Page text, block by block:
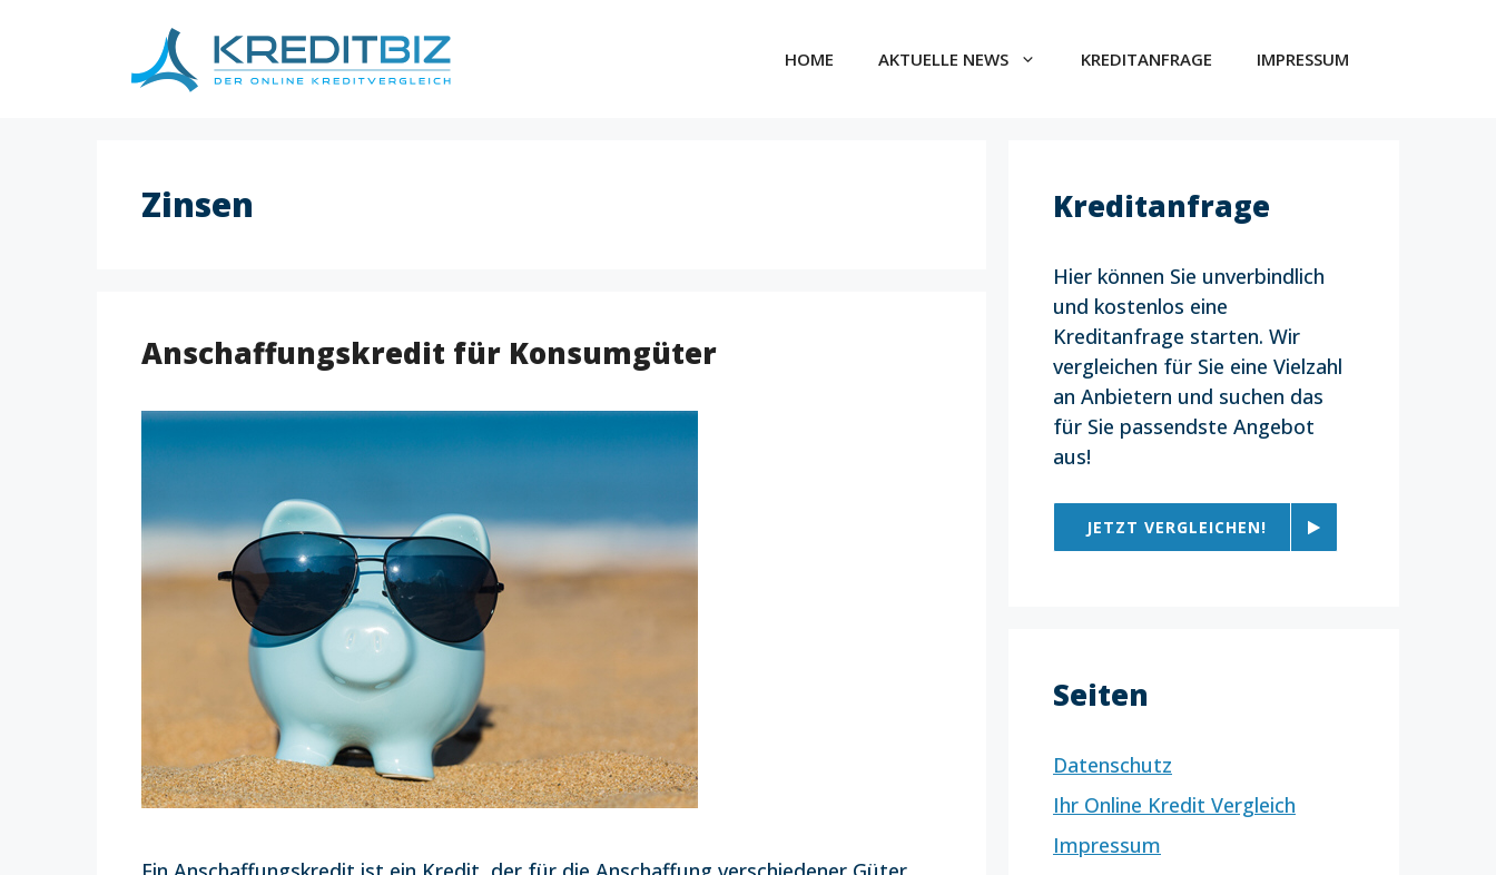
HOME AKTUELLE NEWS KREDITANFRAGE IMPRESSUM
Zinsen
Anschaffungskredit für Konsumgüter
Kreditanfrage
Hier können Sie unverbindlich
und kostenlos eine
Kreditanfrage starten. Wir
vergleichen für Sie eine Vielzahl
an Anbietern und suchen das
für Sie passendste Angebot
aus!
JETZT VERGLEICHEN!
Seiten
Datenschutz
Ihr Online Kredit Vergleich
Impressum